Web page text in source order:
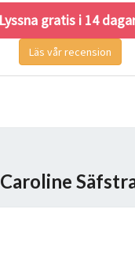
Lyssna gratis i 14
Läs vår recension